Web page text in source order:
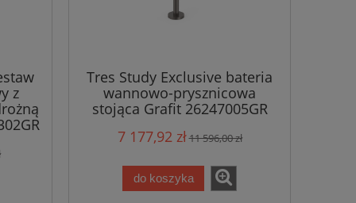
z
Tres Study Exclusive bateria
wannowo-prysznicowa
stojąca Grafit 26247005GR
7 177,92 zł11 596,00 zł
do koszyka